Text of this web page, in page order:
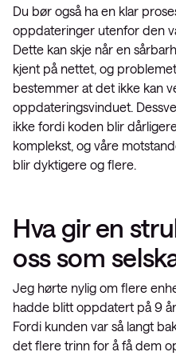
Du bør også ha en klar
oppdateringer utenfor den
Dette kan skje når en
kjent på nettet, og
bestemmer at det ikke kan
oppdateringsvinduet.
ikke fordi koden blir
komplekst, og våre
blir dyktigere og flere.
Hva gir en
oss som
Jeg hørte nylig om flere
hadde blitt oppdatert på 9
Fordi kunden var så langt
det flere trinn for å få dem